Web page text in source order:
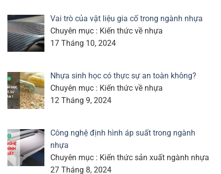
Vai trò của vật liệu gia cố trong ngành nhựa
Chuyên mục : Kiến thức về nhựa
17 Tháng 10, 2024
Nhựa sinh học có thực sự an toàn không?
Chuyên mục : Kiến thức về nhựa
12 Tháng 9, 2024
Công nghệ định hình áp suất trong ngành
nhựa
Chuyên mục : Kiến thức sản xuất ngành nhựa
27 Tháng 8, 2024